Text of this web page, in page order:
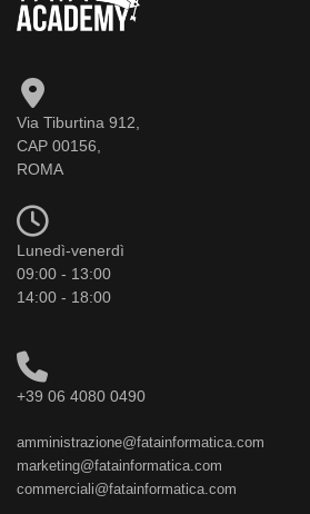
Via Tiburtina 912,
CAP 00156,
ROMA
Lunedì-venerdì
09:00 - 13:00
14:00 - 18:00
+39 06 4080 0490
amministrazione@fatainformatica.com
marketing@fatainformatica.com
commerciali@fatainformatica.com